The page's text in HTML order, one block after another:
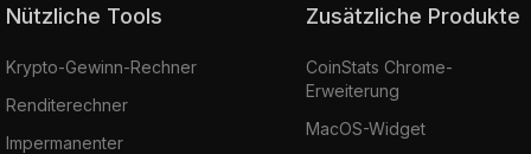
Nützliche Tools
Krypto-Gewinn-Rechner
Renditerechner
Impermanenter
Zusätzliche Produkte
CoinStats Chrome-
Erweiterung
MacOS-Widget